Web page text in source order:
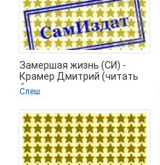
Замершая жизнь (СИ) -
Крамер Дмитрий (читать
бесплатно полные книги
Слеш